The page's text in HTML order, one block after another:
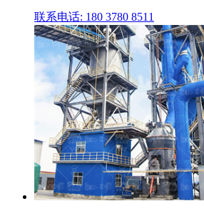
联系电话: 180 3780 8511